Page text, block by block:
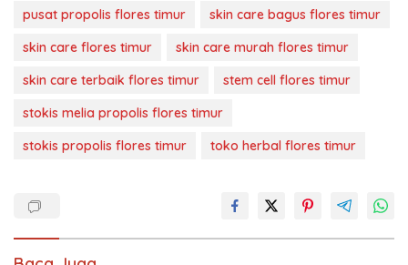
pusat propolis flores timur
skin care bagus flores timur
skin care flores timur
skin care murah flores timur
skin care terbaik flores timur
stem cell flores timur
stokis melia propolis flores timur
stokis propolis flores timur
toko herbal flores timur